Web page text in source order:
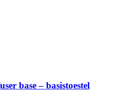
base – basistoestel